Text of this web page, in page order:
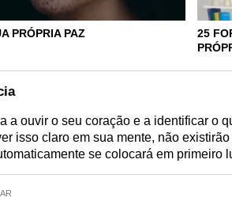
PRÓPRIA PAZ
25
a ouvir o seu coração e a identificar o
isso claro em sua mente, não
se colocará em primeiro